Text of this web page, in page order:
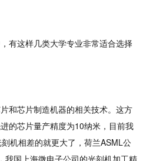
有这样几类大学专业非常适合选择
和芯片制造机器的相关技术。这方
的芯片量产精度为10纳米，目前我
机相差的就更大了，荷兰ASML公
我国上海微电子公司的光刻机加工精